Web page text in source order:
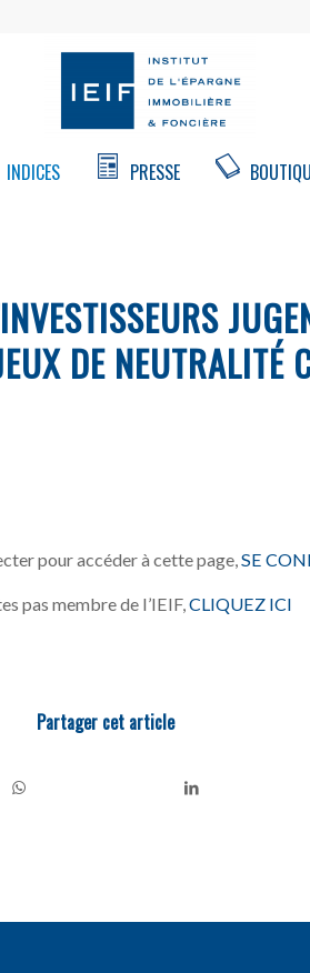
INDICES PRESSE
DE NEUTRALITÉ
pour accéder à cette page, SE
pas membre de l’IEIF,CLIQUEZ ICI
Partager cet article